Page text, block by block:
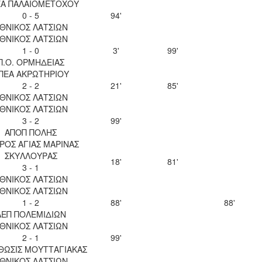
ΠΑΛΑΙΟΜΕΤΟΧΟΥ
0 - 5
ΛΑΤΣΙΩΝ
94'
ΛΑΤΣΙΩΝ
1 - 0
ΟΡΜΗΔΕΙΑΣ
3'
99'
ΑΚΡΩΤΗΡΙΟΥ
2 - 2
ΛΑΤΣΙΩΝ
21'
85'
ΛΑΤΣΙΩΝ
3 - 2
ΑΠΟΠ ΠΟΛΗΣ
99'
ΑΓΙΑΣ ΜΑΡΙΝΑΣ
ΣΚΥΛΛΟΥΡΑΣ
3 - 1
ΛΑΤΣΙΩΝ
18' 81'
ΛΑΤΣΙΩΝ
1 - 2
ΠΟΛΕΜΙΔΙΩΝ
88'
88'
ΛΑΤΣΙΩΝ
2 - 1
ΜΟΥΤΤΑΓΙΑΚΑΣ
99'